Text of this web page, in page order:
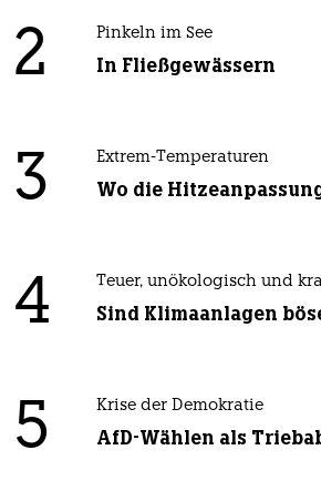
2 Pinkeln im See
In Fließgewässern
3 Extrem-Temperaturen
Wo die
4 Teuer, unökologisch und
Sind Klimaanlagen
5 Krise der Demokratie
AfD-Wählen als